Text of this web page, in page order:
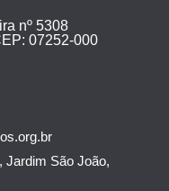
nº 5308
07252-000
Jardim São João,